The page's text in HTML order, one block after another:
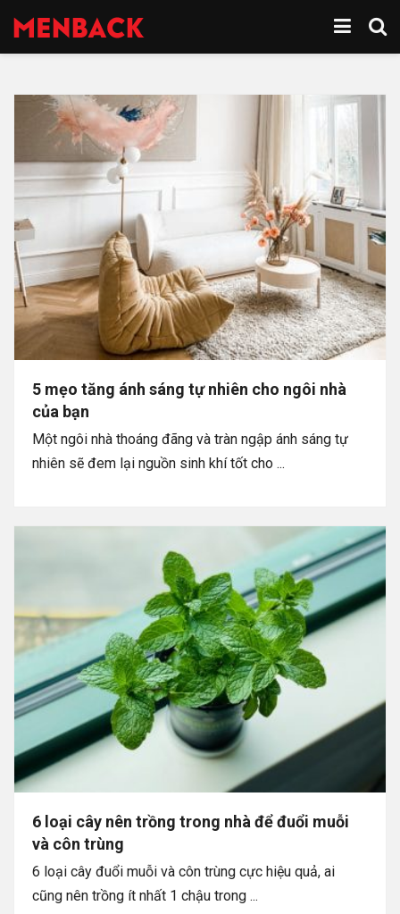
5 mẹo tăng ánh sáng tự nhiên cho ngôi nhà
của bạn
Một ngôi nhà thoáng đãng và tràn ngập ánh sáng tự
nhiên sẽ đem lại nguồn sinh khí tốt cho ...
6 loại cây nên trồng trong nhà để đuổi muỗi
và côn trùng
6 loại cây đuổi muỗi và côn trùng cực hiệu quả, ai
cũng nên trồng ít nhất 1 chậu trong ...